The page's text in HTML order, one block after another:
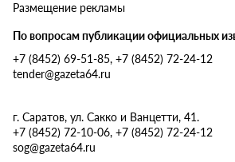
Размещение рекламы
По вопросам публикации официальных
+7 (8452) 69-51-85, +7 (8452) 72-24-12
tender@gazeta64.ru
г. Саратов, ул. Сакко и Ванцетти, 41.
+7 (8452) 72-10-06, +7 (8452) 72-24-12
sog@gazeta64.ru